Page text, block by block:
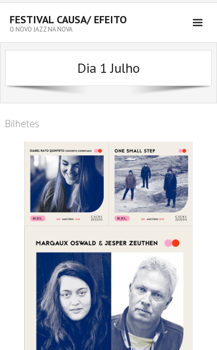
FESTIVAL CAUSA/ EFEITO
O NOVO JAZZ NA NOVA
Dia 1 Julho
Bilhetes